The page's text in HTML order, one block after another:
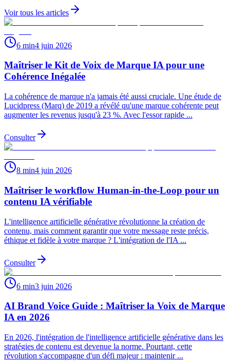
Voir tous les articles
6 min4 juin 2026
Maîtriser le Kit de Voix de Marque IA pour une
Cohérence Inégalée
La cohérence de marque n'a jamais été aussi cruciale. Une étude de
Lucidpress (Marq) de 2019 a révélé qu'une marque cohérente peut
augmenter les revenus jusqu'à 23 %. Avec l'essor rapide ...
Consulter
8 min4 juin 2026
Maîtriser le workflow Human-in-the-Loop pour un
contenu IA vérifiable
L'intelligence artificielle générative révolutionne la création de
contenu, mais comment garantir que votre message reste précis,
éthique et fidèle à votre marque ? L'intégration de l'IA ...
Consulter
6 min3 juin 2026
AI Brand Voice Guide : Maîtriser la Voix de Marque
IA en 2026
En 2026, l'intégration de l'intelligence artificielle générative dans les
stratégies de contenu est devenue la norme. Pourtant, cette
révolution s'accompagne d'un défi majeur : maintenir ...